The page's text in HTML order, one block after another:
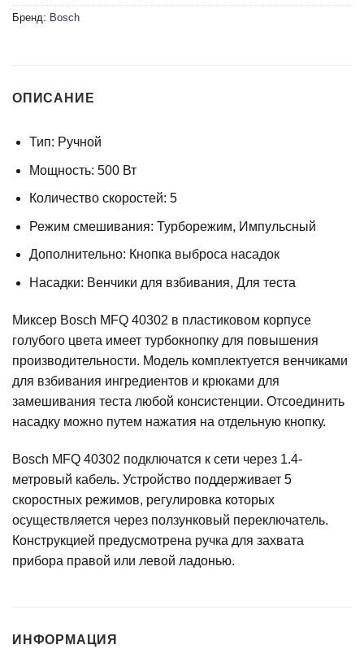
Бренд: Bosch
ОПИСАНИЕ
Тип: Ручной
Мощность: 500 Вт
Количество скоростей: 5
Режим смешивания: Турборежим, Импульсный
Дополнительно: Кнопка выброса насадок
Насадки: Венчики для взбивания, Для теста
Миксер Bosch MFQ 40302 в пластиковом корпусе
голубого цвета имеет турбокнопку для повышения
производительности. Модель комплектуется венчиками
для взбивания ингредиентов и крюками для
замешивания теста любой консистенции. Отсоединить
насадку можно путем нажатия на отдельную кнопку.
Bosch MFQ 40302 подключатся к сети через 1.4-
метровый кабель. Устройство поддерживает 5
скоростных режимов, регулировка которых
осуществляется через ползунковый переключатель.
Конструкцией предусмотрена ручка для захвата
прибора правой или левой ладонью.
ИНФОРМАЦИЯ